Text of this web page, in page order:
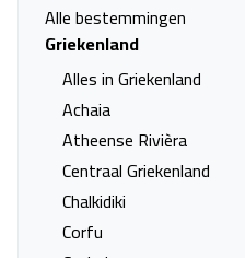
Alle bestemmingen
Griekenland
Alles in Griekenland
Achaia
Atheense Rivièra
Centraal Griekenland
Chalkidiki
Corfu
Hotel Luxembourg
Thessaloniki, Thessaloniki
31 okt. - 03 nov.
€ 478,00